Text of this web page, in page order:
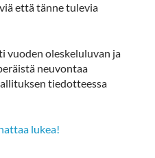
että tänne tulevia
vuoden oleskeluluvan ja
neuvontaa
tiedotteessa
lukea!